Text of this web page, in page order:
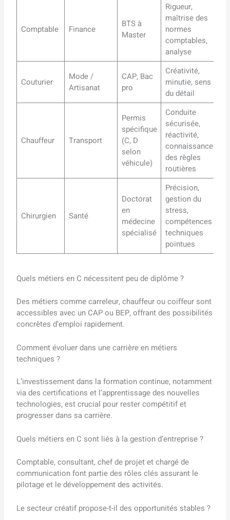
Comptable Finance
BTS à
Master
Rigueur,
maîtrise des
normes
comptables,
analyse
Couturier
Mode /
Artisanat
CAP, Bac
pro
Créativité,
minutie, sens
du détail
Chauffeur Transport
Permis
spécifique
(C, D
selon
véhicule)
Conduite
sécurisée,
réactivité,
connaissance
des règles
routières
Chirurgien Santé
Doctorat
en
médecine
spécialisé
Précision,
gestion du
stress,
compétences
techniques
pointues
Quels métiers en C nécessitent peu de diplôme ?
Des métiers comme carreleur, chauffeur ou coiffeur sont
accessibles avec un CAP ou BEP, offrant des possibilités
concrètes d’emploi rapidement.
Comment évoluer dans une carrière en métiers
techniques ?
L’investissement dans la formation continue, notamment
via des certifications et l’apprentissage des nouvelles
technologies, est crucial pour rester compétitif et
progresser dans sa carrière.
Quels métiers en C sont liés à la gestion d’entreprise ?
Comptable, consultant, chef de projet et chargé de
communication font partie des rôles clés assurant le
pilotage et le développement des activités.
Le secteur créatif propose-t-il des opportunités stables ?